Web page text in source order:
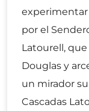
experimentar
por el
Latourell,
Douglas y
un mirador
Cascadas